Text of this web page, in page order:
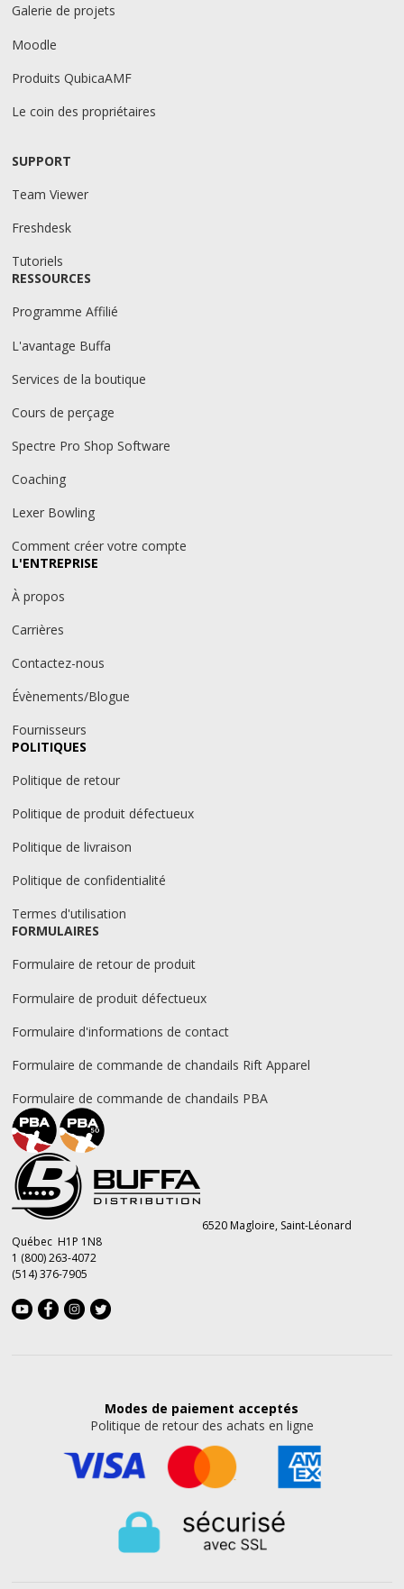
Galerie de projets
Moodle
Produits QubicaAMF
Le coin des propriétaires
SUPPORT
Team Viewer
Freshdesk
Tutoriels
RESSOURCES
Programme Affilié
L'avantage Buffa
Services de la boutique
Cours de perçage
Spectre Pro Shop Software
Coaching
Lexer Bowling
Comment créer votre compte
L'ENTREPRISE
À propos
Carrières
Contactez-nous
Évènements/Blogue
Fournisseurs
POLITIQUES
Politique de retour
Politique de produit défectueux
Politique de livraison
Politique de confidentialité
Termes d'utilisation
FORMULAIRES
Formulaire de retour de produit
Formulaire de produit défectueux
Formulaire d'informations de contact
Formulaire de commande de chandails Rift Apparel
Formulaire de commande de chandails PBA
6520 Magloire, Saint-Léonard
Québec H1P 1N8
1 (800) 263-4072
(514) 376-7905
Modes de paiement acceptés
Politique de retour des achats en ligne